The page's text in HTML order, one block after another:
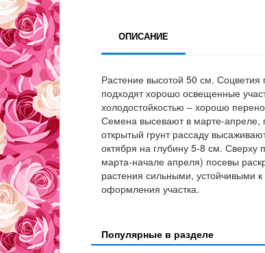
ОПИСАНИЕ
Растение высотой 50 см.
подходят хорошо освещенные
холодостойкостью – хорошо
Семена высевают в марте-апреле,
открытый грунт рассаду
октября на глубину 5-8 см.
марта-начале апреля) посевы
растения сильными, устойчивыми
оформления участка.
Популярные в разделе